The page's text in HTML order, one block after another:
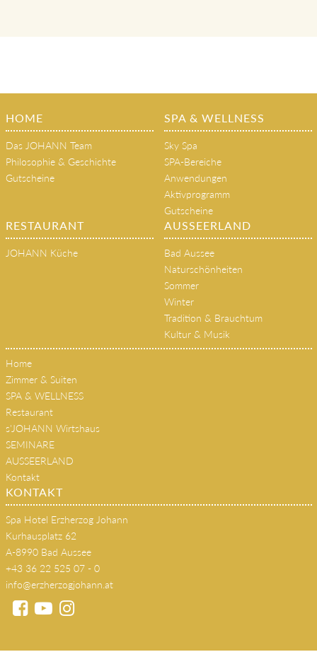
HOME
Das JOHANN Team
Philosophie & Geschichte
Gutscheine
SPA & WELLNESS
Sky Spa
SPA-Bereiche
Anwendungen
Aktivprogramm
Gutscheine
RESTAURANT
JOHANN Küche
AUSSEERLAND
Bad Aussee
Naturschönheiten
Sommer
Winter
Tradition & Brauchtum
Kultur & Musik
Home
Zimmer & Suiten
SPA & WELLNESS
Restaurant
s'JOHANN Wirtshaus
SEMINARE
AUSSEERLAND
Kontakt
KONTAKT
Spa Hotel Erzherzog Johann
Kurhausplatz 62
A-8990 Bad Aussee
+43 36 22 525 07 - 0
info@erzherzogjohann.at